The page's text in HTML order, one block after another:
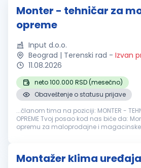
Monter - tehničar za
opreme
Input d.o.o.
Beograd | Terenski rad - Izvan
11.08.2026
neto 100.000 RSD (mesečno)
Obaveštenje o statusu prijave
...članom tima na poziciji: MONTER -
OPREME Tvoj posao kod nas biće da: Montiraš i demontiraš
opremu za maloprodajne i
Montažer klima uređaja